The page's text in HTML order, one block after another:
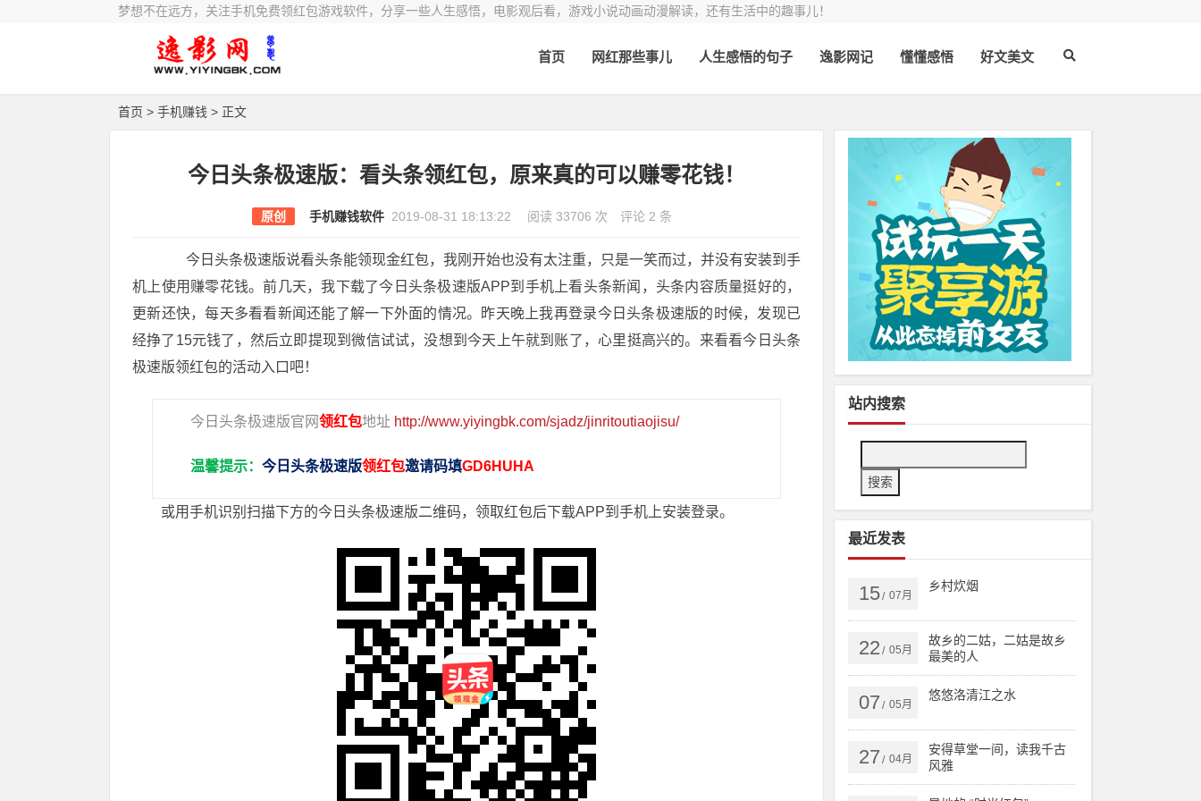
梦想不在远方，关注手机免费领红包游戏软件，分享一些人生感悟，电影观后看，游戏小说动画动漫解读，还有生活中的趣事儿！
首页 网红那些事儿 人生感悟的句子 逸影网记 懂懂感悟 好文美文
首页 > 手机赚钱 > 正文
今日头条极速版：看头条领红包，原来真的可以赚零花钱！
原创 手机赚钱软件 2019-08-31 18:13:22 阅读 33706 次 评论 2 条
今日头条极速版说看头条能领现金红包，我刚开始也没有太注重，只是一笑而过，并没有安装到手
机上使用赚零花钱。前几天，我下载了今日头条极速版APP到手机上看头条新闻，头条内容质量挺好的，
更新还快，每天多看看新闻还能了解一下外面的情况。昨天晚上我再登录今日头条极速版的时候，发现已
经挣了15元钱了，然后立即提现到微信试试，没想到今天上午就到账了，心里挺高兴的。来看看今日头条
极速版领红包的活动入口吧！
今日头条极速版官网领红包地址 http://www.yiyingbk.com/sjadz/jinritoutiaojisu/
温馨提示：今日头条极速版领红包邀请码填GD6HUHA
或用手机识别扫描下方的今日头条极速版二维码，领取红包后下载APP到手机上安装登录。
站内搜索
最近发表
15/ 07月
乡村炊烟
22 / 05月
故乡的二姑，二姑是故乡
最美的人
07 / 05月
悠悠洛清江之水
27 / 04月
安得草堂一间，读我千古
风雅